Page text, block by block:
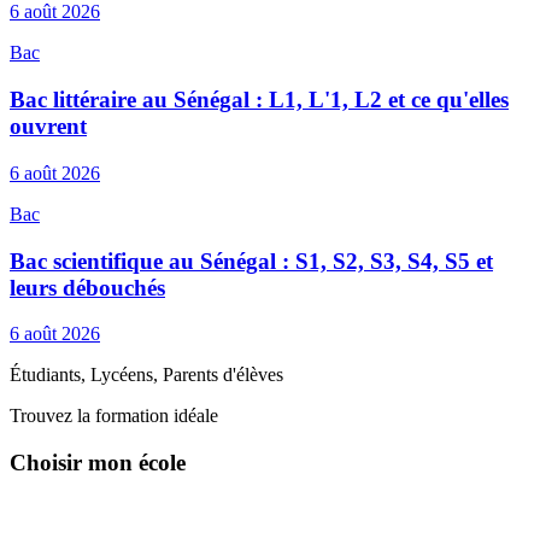
6 août 2026
Bac
Bac littéraire au Sénégal : L1, L'1, L2 et ce qu'elles
ouvrent
6 août 2026
Bac
Bac scientifique au Sénégal : S1, S2, S3, S4, S5 et
leurs débouchés
6 août 2026
Étudiants, Lycéens, Parents d'élèves
Trouvez la formation idéale
Choisir mon école